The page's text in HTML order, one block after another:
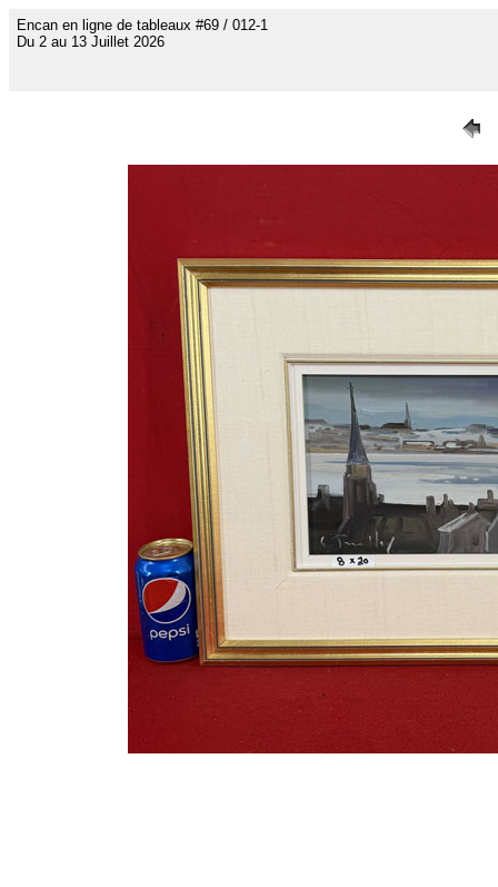
Encan en ligne de tableaux #69 / 012-1
Du 2 au 13 Juillet 2026